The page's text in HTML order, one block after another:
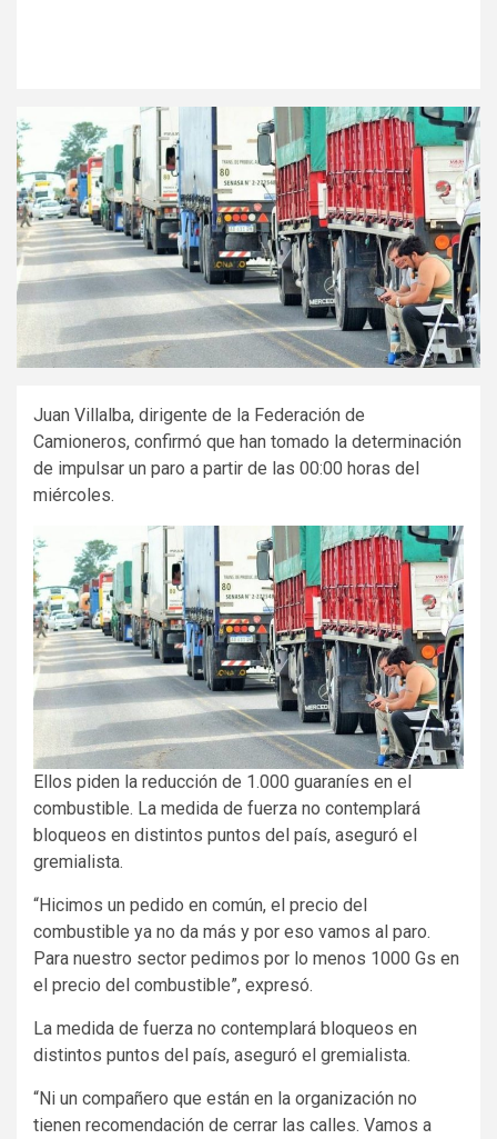
Juan Villalba, dirigente de la Federación de
Camioneros, confirmó que han tomado la determinación
de impulsar un paro a partir de las 00:00 horas del
miércoles.
Ellos piden la reducción de 1.000 guaraníes en el
combustible. La medida de fuerza no contemplará
bloqueos en distintos puntos del país, aseguró el
gremialista.
“Hicimos un pedido en común, el precio del
combustible ya no da más y por eso vamos al paro.
Para nuestro sector pedimos por lo menos 1000 Gs en
el precio del combustible”, expresó.
La medida de fuerza no contemplará bloqueos en
distintos puntos del país, aseguró el gremialista.
“Ni un compañero que están en la organización no
tienen recomendación de cerrar las calles. Vamos a